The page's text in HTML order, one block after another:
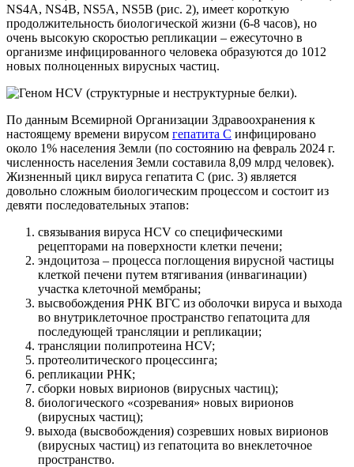
NS4A, NS4B, NS5A, NS5B (рис. 2), имеет короткую
продолжительность биологической жизни (6-8 часов), но
очень высокую скоростью репликации – ежесуточно в
организме инфицированного человека образуются до 1012
новых полноценных вирусных частиц.
По данным Всемирной Организации Здравоохранения к
настоящему времени вирусом гепатита С инфицировано
около 1% населения Земли (по состоянию на февраль 2024 г.
численность населения Земли составила 8,09 млрд человек).
Жизненный цикл вируса гепатита С (рис. 3) является
довольно сложным биологическим процессом и состоит из
девяти последовательных этапов:
связывания вируса HCV со специфическими
рецепторами на поверхности клетки печени;
эндоцитоза – процесса поглощения вирусной частицы
клеткой печени путем втягивания (инвагинации)
участка клеточной мембраны;
высвобождения РНК ВГС из оболочки вируса и выхода
во внутриклеточное пространство гепатоцита для
последующей трансляции и репликации;
трансляции полипротеина HCV;
протеолитического процессинга;
репликации РНК;
сборки новых вирионов (вирусных частиц);
биологического «созревания» новых вирионов
(вирусных частиц);
выхода (высвобождения) созревших новых вирионов
(вирусных частиц) из гепатоцита во внеклеточное
пространство.